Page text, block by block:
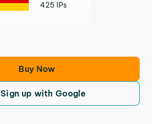
425 IPs
Buy Now
Sign up with Google